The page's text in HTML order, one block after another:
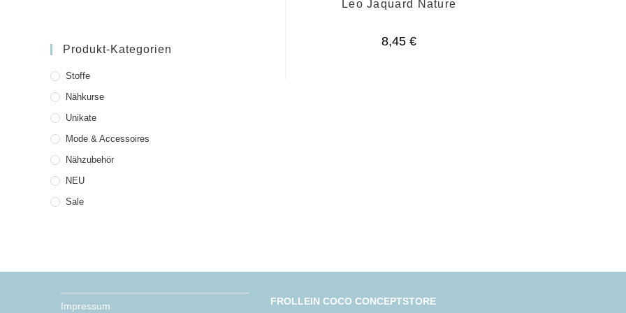
Produkt-Kategorien
Stoffe
Nähkurse
Unikate
Mode & Accessoires
Nähzubehör
NEU
Sale
Leo Jaquard Nature
8,45€
Impressum FROLLEIN COCO CONCEPTSTORE